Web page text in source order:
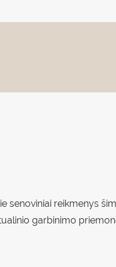
senoviniai reikmenys
garbinimo